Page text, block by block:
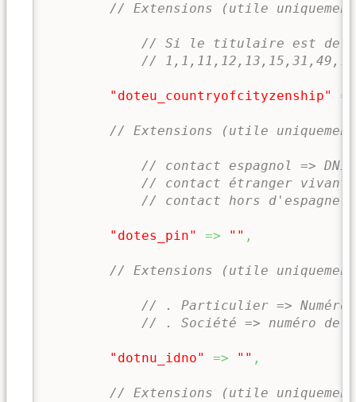
// Extensions (utile
// Si le titulaire est de
//
"doteu_countryofcityzenship" =>
// Extensions (utile
// contact espagnol =>
// contact étranger vivant
// contact hors d'espagne
"dotes_pin" => "" ,
// Extensions (utile
// . Particulier =>
// . Société => numéro de
"dotnu_idno" => "" ,
// Extensions (utile